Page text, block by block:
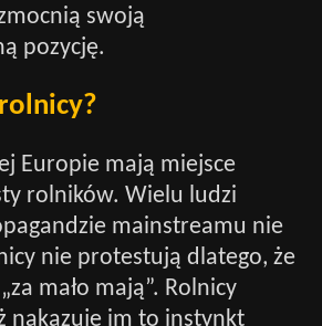
swoją
pozycję.
Europie mają miejsce
rolników. Wielu ludzi
mainstreamu nie
nie protestują dlatego, że
mało mają”. Rolnicy
nakazuje im to instynkt